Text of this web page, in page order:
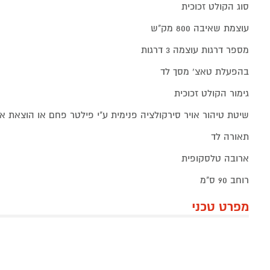
סוג הקולט זכוכית
עוצמת שאיבה 800 מק"ש
מספר דרגות עוצמה 3 דרגות
בהפעלת טאצ’ מסך לד
גימור הקולט זכוכית
שיטת טיהור אויר סירקולציה פנימית ע"י פילטר פחם או הוצאת
תאורה לד
ארובה טלסקופית
רוחב 90 ס"מ
מפרט טכני